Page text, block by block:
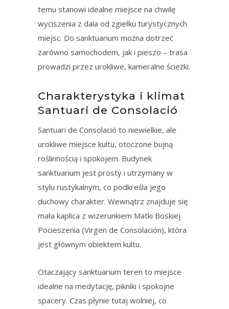
temu stanowi idealne miejsce na chwilę
wyciszenia z dala od zgiełku turystycznych
miejsc. Do sanktuarium można dotrzeć
zarówno samochodem, jak i pieszo – trasa
prowadzi przez urokliwe, kameralne ścieżki.
Charakterystyka i klimat
Santuari de Consolació
Santuari de Consolació to niewielkie, ale
urokliwe miejsce kultu, otoczone bujną
roślinnością i spokojem. Budynek
sanktuarium jest prosty i utrzymany w
stylu rustykalnym, co podkreśla jego
duchowy charakter. Wewnątrz znajduje się
mała kaplica z wizerunkiem Matki Boskiej
Pocieszenia (Virgen de Consolación), która
jest głównym obiektem kultu.
Otaczający sanktuarium teren to miejsce
idealne na medytację, pikniki i spokojne
spacery. Czas płynie tutaj wolniej, co